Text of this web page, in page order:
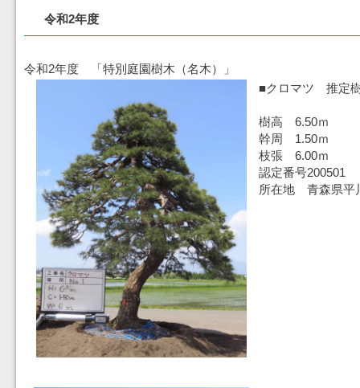
令和2年度
令和2年度 「特別庭園樹木（名木）」
■クロマツ 推定
樹高 6.50ｍ
幹周 1.50ｍ
枝張 6.00ｍ
認定番号200501
所在地 青森県平